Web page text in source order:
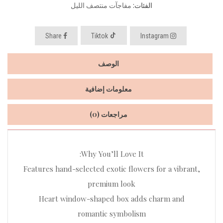
الفئات: مفاجآت منتصف الليل
الوصف
معلومات إضافية
مراجعات (0)
Why You’ll Love It:
Features hand-selected exotic flowers for a vibrant,
premium look
Heart window-shaped box adds charm and
romantic symbolism